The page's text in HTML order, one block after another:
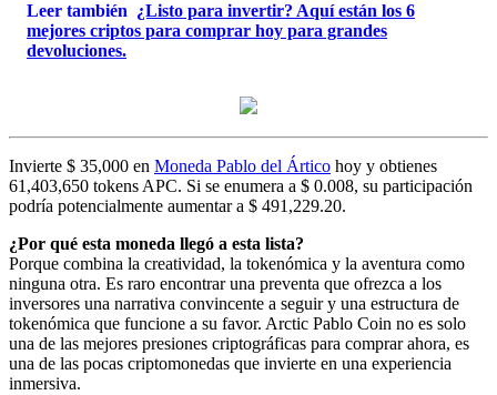
Leer también ¿Listo para invertir? Aquí están los 6
mejores criptos para comprar hoy para grandes
devoluciones.
Invierte $ 35,000 en Moneda Pablo del Ártico hoy y obtienes
61,403,650 tokens APC. Si se enumera a $ 0.008, su participación
podría potencialmente aumentar a $ 491,229.20.
¿Por qué esta moneda llegó a esta lista?
Porque combina la creatividad, la tokenómica y la aventura como
ninguna otra. Es raro encontrar una preventa que ofrezca a los
inversores una narrativa convincente a seguir y una estructura de
tokenómica que funcione a su favor. Arctic Pablo Coin no es solo
una de las mejores presiones criptográficas para comprar ahora, es
una de las pocas criptomonedas que invierte en una experiencia
inmersiva.